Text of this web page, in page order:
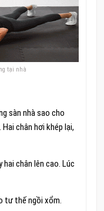
tại nhà
sàn nhà sao cho
chân hơi khép lại,
chân lên cao. Lúc
tư thế ngồi xổm.